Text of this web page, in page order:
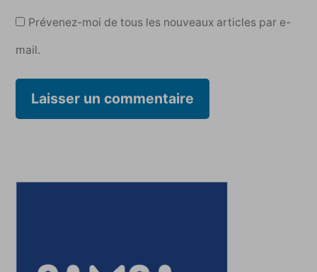
Prévenez-moi de tous les nouveaux articles par e-
mail.